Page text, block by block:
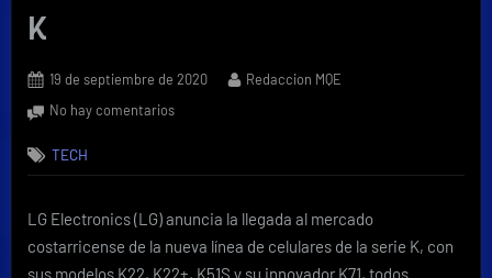
K
Posted
on
19 de septiembre de 2020 By
Redaccion MQE
No hay comentariosen
en
Rica
los
nuevos
TECH
LG Electronics (LG) anuncia la llegada al mercado
costarricense de la nueva línea de celulares de la serie K, con
sus modelos K22, K22+, K51S y su innovador K71, todos